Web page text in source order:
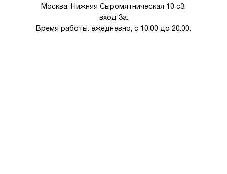
Москва, Нижняя Сыромятническая 10 с3,
вход 3а.
Время работы: ежедневно, с 10.00 до 20.00.